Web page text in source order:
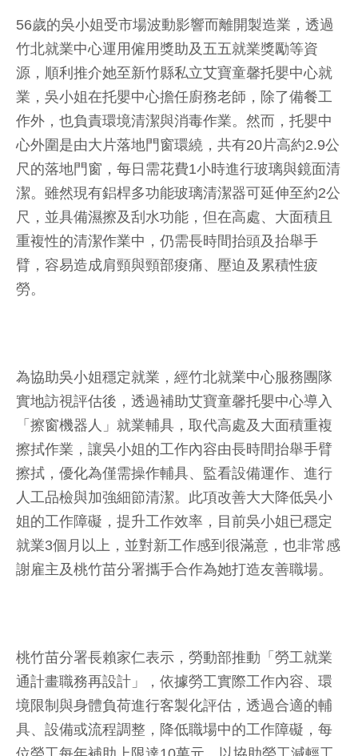
56歲的吳小姐受市場波動影響而離開製造業，透過
竹北就業中心運用僱用獎助及五五就業獎勵等資
源，順利推介她至新竹縣私立艾寶童馨托嬰中心就
業，吳小姐在托嬰中心擔任廚務老師，除了備餐工
作外，也負責環境清潔與消毒作業。然而，托嬰中
心外圍是由大片落地門窗環繞，共有20片高約2.9公
尺的落地門窗，每日需花費1小時進行玻璃與鏡面清
潔。雖然現有鋁桿多功能玻璃清潔器可延伸至約2公
尺，並具備濕擦及刮水功能，但在高處、大面積且
重複性的清潔作業中，仍需長時間抬頭及抬舉手
臂，容易造成肩頸與頸部痠痛、壓迫及累積性疲
勞。
為協助吳小姐穩定就業，經竹北就業中心服務團隊
實地訪視評估後，透過補助艾寶童馨托嬰中心導入
「擦窗機器人」就業輔具，取代高處及大面積重複
擦拭作業，讓吳小姐的工作內容由長時間抬舉手臂
擦拭，優化為僅需操作輔具、監看設備運作、進行
人工品檢與加強細節清潔。此項改善大大降低吳小
姐的工作障礙，提升工作效率，目前吳小姐已穩定
就業3個月以上，並對新工作感到很滿意，也非常感
謝雇主及桃竹苗分署攜手合作為她打造友善職場。
桃竹苗分署長賴家仁表示，勞動部推動「勞工就業
通計畫職務再設計」，依據勞工實際工作內容、環
境限制與身體負荷進行客製化評估，透過合適的輔
具、設備或流程調整，降低職場中的工作障礙，每